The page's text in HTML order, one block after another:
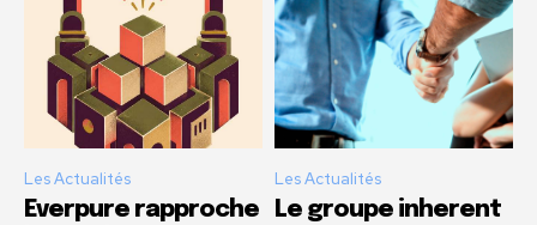
Les Actualités
Everpure rapproche
Les Actualités
Le groupe inherent